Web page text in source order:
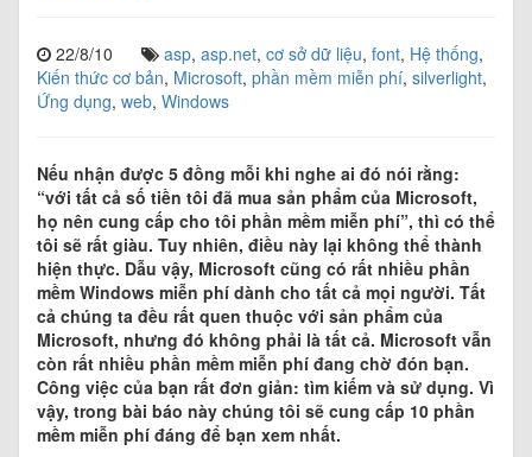
22/8/10 asp, asp.net, cơ sở dữ liệu, font, Hệ thống,
Kiến thức cơ bản, Microsoft, phần mềm miễn phí, silverlight,
Ứng dụng, web, Windows
Nếu nhận được 5 đồng mỗi khi nghe ai đó nói rằng:
“với tất cả số tiền tôi đã mua sản phẩm của Microsoft,
họ nên cung cấp cho tôi phần mềm miễn phí”, thì có thể
tôi sẽ rất giàu. Tuy nhiên, điều này lại không thể thành
hiện thực. Dẫu vậy, Microsoft cũng có rất nhiều phần
mềm Windows miễn phí dành cho tất cả mọi người. Tất
cả chúng ta đều rất quen thuộc với sản phẩm của
Microsoft, nhưng đó không phải là tất cả. Microsoft vẫn
còn rất nhiều phần mềm miễn phí đang chờ đón bạn.
Công việc của bạn rất đơn giản: tìm kiếm và sử dụng. Vì
vậy, trong bài báo này chúng tôi sẽ cung cấp 10 phần
mềm miễn phí đáng để bạn xem nhất.